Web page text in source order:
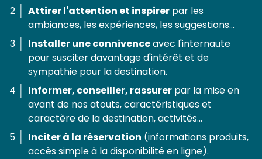
Attirer l'attention et inspirer par les
ambiances, les expériences, les suggestions...
Installer une connivenceavec l'internaute
pour susciter davantage d'intérêt et de
sympathie pour la destination.
Informer, conseiller, rassurer par la mise en
avant de nos atouts, caractéristiques et
caractère de la destination, activités...
Inciter à la réservation (informations produits,
accès simple à la disponibilité en ligne).